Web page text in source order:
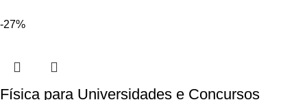
-27%
Física para Universidades e Concursos